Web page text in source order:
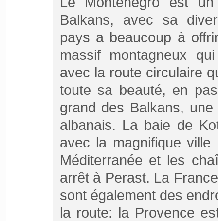
Balkans, avec sa
pays a beaucoup à
massif montagneux
avec la route circulaire
toute sa beauté, en
grand des Balkans,
albanais. La baie de
avec la magnifique
Méditerranée et les
arrêt à Perast. La
sont également des
la route: la Provence